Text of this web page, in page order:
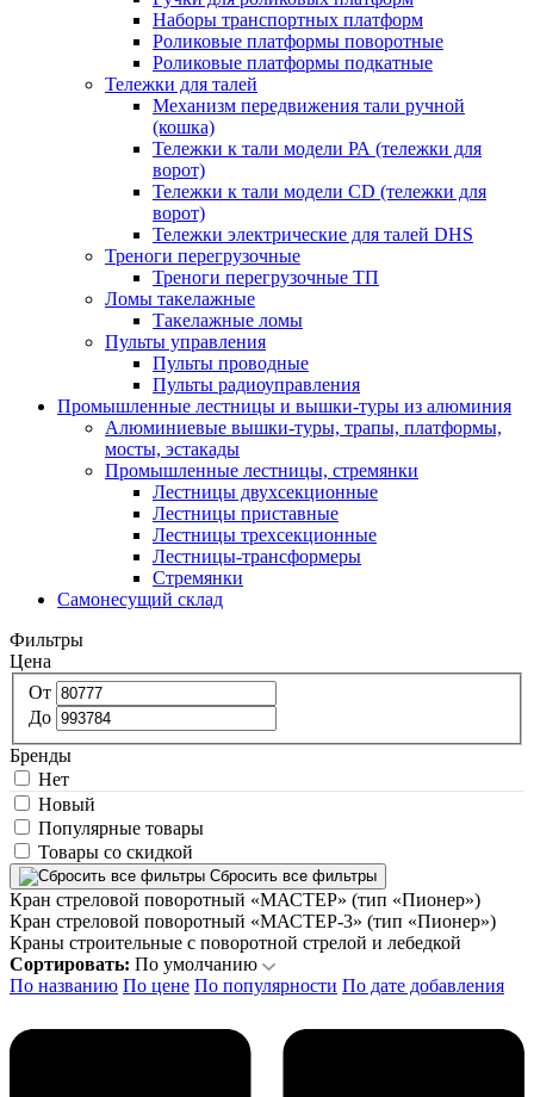
Наборы транспортных платформ
Роликовые платформы поворотные
Роликовые платформы подкатные
Тележки для талей
Механизм передвижения тали ручной
(кошка)
Тележки к тали модели РА (тележки для
ворот)
Тележки к тали модели CD (тележки для
ворот)
Тележки электрические для талей DHS
Треноги перегрузочные
Треноги перегрузочные ТП
Ломы такелажные
Такелажные ломы
Пульты управления
Пульты проводные
Пульты радиоуправления
Промышленные лестницы и вышки-туры из алюминия
Алюминиевые вышки-туры, трапы, платформы,
мосты, эстакады
Промышленные лестницы, стремянки
Лестницы двухсекционные
Лестницы приставные
Лестницы трехсекционные
Лестницы-трансформеры
Стремянки
Самонесущий склад
Фильтры
Цена
От
До
Бренды
Нет
Новый
Популярные товары
Товары со скидкой
Сбросить все фильтры
Кран стреловой поворотный «МАСТЕР» (тип «Пионер»)
Кран стреловой поворотный «МАСТЕР-3» (тип «Пионер»)
Краны строительные с поворотной стрелой и лебедкой
Сортировать: По умолчанию
По названию По цене По популярности По дате добавления